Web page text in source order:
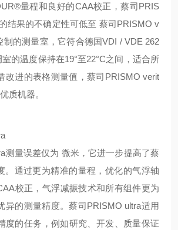
量程和良好的CAA校正，蔡司PRIS
结果的不确定性可低至 蔡司PRISMO v
制的测量室，它符合德国VDI / VDE 262
的温度保持在19°至22°C之间，适合所
改进的表格测量值，蔡司PRISMO verit
质机器。
测量误差仅为 微米，它进一步提高了蔡
。通过更为精准的量程，优化的气浮轴
校正，气浮减振技术和所有组件更为
异的测量精度。蔡司PRISMO ultra适用
度的任务，例如研究、开发、质量保证